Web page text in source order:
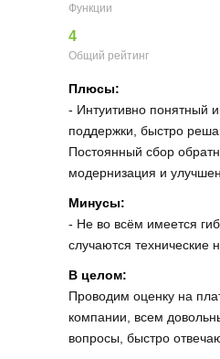
Функции
4
Общий рейтинг
Плюсы:
- Интуитивно понятный
поддержки, быстро
Постоянный сбор
модернизация и
Минусы:
- Не во всём имеется
случаются технические
В целом:
Проводим оценку на
компании, всем
вопросы, быстро